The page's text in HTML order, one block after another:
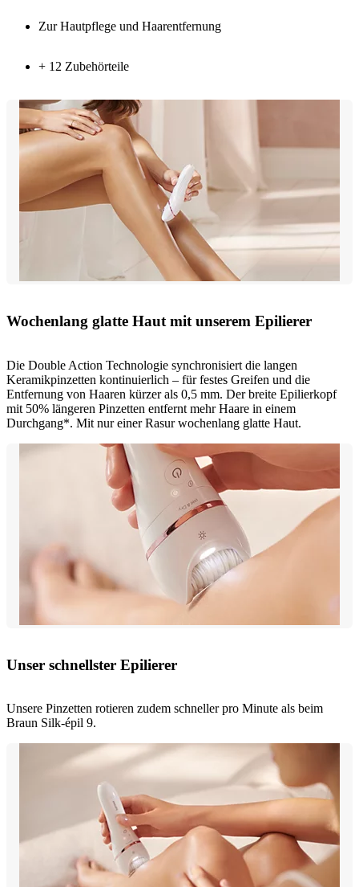
Zur Hautpflege und Haarentfernung
+ 12 Zubehörteile
Wochenlang glatte Haut mit unserem Epilierer
Die Double Action Technologie synchronisiert die langen
Keramikpinzetten kontinuierlich – für festes Greifen und die
Entfernung von Haaren kürzer als 0,5 mm. Der breite Epilierkopf
mit 50% längeren Pinzetten entfernt mehr Haare in einem
Durchgang*. Mit nur einer Rasur wochenlang glatte Haut.
Unser schnellster Epilierer
Unsere Pinzetten rotieren zudem schneller pro Minute als beim
Braun Silk-épil 9.